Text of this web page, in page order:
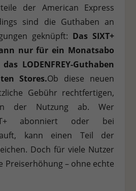
der American Express
sind die Guthaben an
geknüpft: Das SIXT+
nur für ein Monatsabo
LODENFREY-Guthaben
Stores.Ob diese neuen
Gebühr rechtfertigen,
der Nutzung ab. Wer
abonniert oder bei
kann einen Teil der
Doch für viele Nutzer
Preiserhöhung – ohne echte